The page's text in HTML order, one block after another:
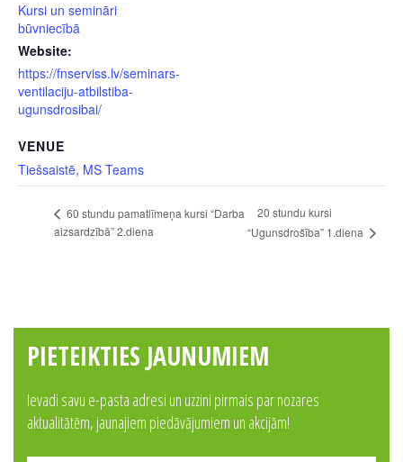
Kursi un semināri
būvniecībā
Website:
https://fnserviss.lv/seminars-
ventilaciju-atbilstiba-
ugunsdrosibai/
VENUE
Tiešsaistē, MS Teams
60 stundu pamatlīmeņa kursi “Darba
aizsardzībā” 2.diena
20 stundu kursi
“Ugunsdrošība” 1.diena
PIETEIKTIES JAUNUMIEM
Ievadi savu e-pasta adresi un uzzini pirmais par nozares
aktualitātēm, jaunajiem piedāvājumiem un akcijām!